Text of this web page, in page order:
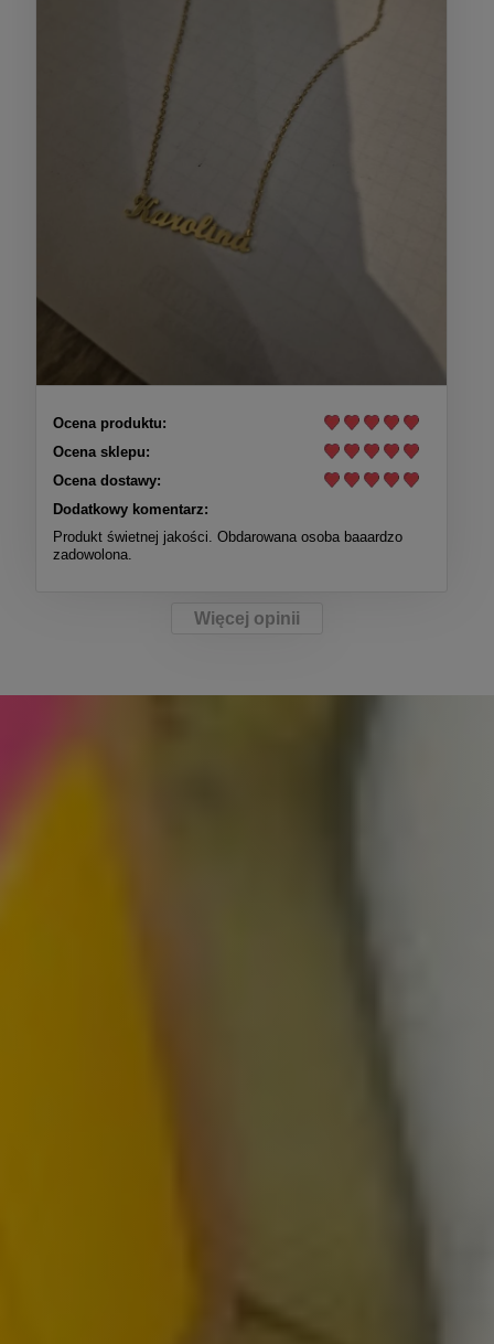
Ocena produktu:
Ocena sklepu:
Ocena dostawy:
Dodatkowy komentarz:
Produkt świetnej jakości. Obdarowana osoba baaardzo
zadowolona.
Więcej opinii